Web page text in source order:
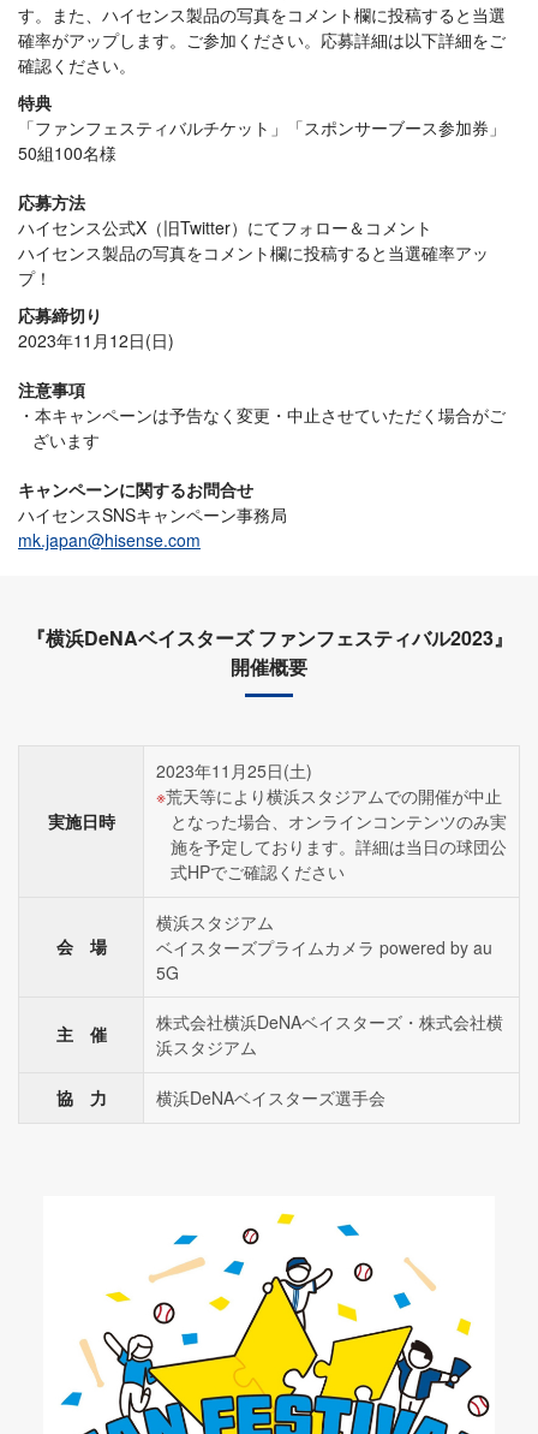
す。また、ハイセンス製品の写真をコメント欄に投稿すると当選
確率がアップします。ご参加ください。応募詳細は以下詳細をご
確認ください。
特典
「ファンフェスティバルチケット」「スポンサーブース参加券」
50組100名様
応募方法
ハイセンス公式X（旧Twitter）にてフォロー＆コメント
ハイセンス製品の写真をコメント欄に投稿すると当選確率アッ
プ！
応募締切り
2023年11月12日(日)
注意事項
本キャンペーンは予告なく変更・中止させていただく場合がご
ざいます
キャンペーンに関するお問合せ
ハイセンスSNSキャンペーン事務局
mk.japan@hisense.com
『横浜DeNAベイスターズ ファンフェスティバル2023』
開催概要
実施日時
2023年11月25日(土)
荒天等により横浜スタジアムでの開催が中止
となった場合、オンラインコンテンツのみ実
施を予定しております。詳細は当日の球団公
式HPでご確認ください
会 場
横浜スタジアム
ベイスターズプライムカメラ powered by au
5G
主 催
株式会社横浜DeNAベイスターズ・株式会社横
浜スタジアム
協 力 横浜DeNAベイスターズ選手会